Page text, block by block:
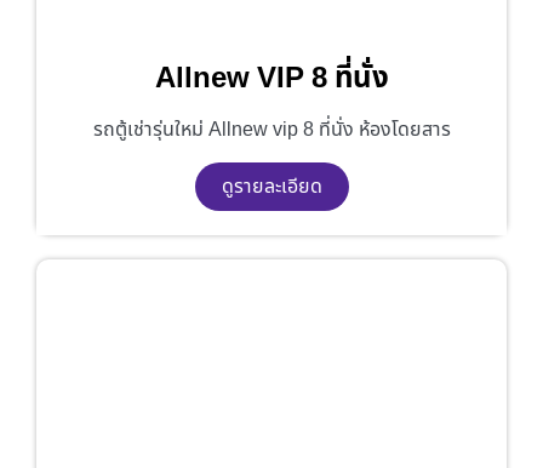
Allnew VIP 8 ที่นั่ง
รถตู้เช่ารุ่นใหม่ Allnew vip 8 ที่นั่ง ห้องโดยสาร
ดูรายละเอียด